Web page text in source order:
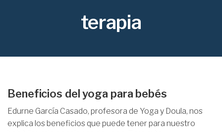
terapia
Beneficios del yoga para bebés
Edurne García Casado, profesora de Yoga y Doula, nos
explica los beneficios que puede tener para nuestro